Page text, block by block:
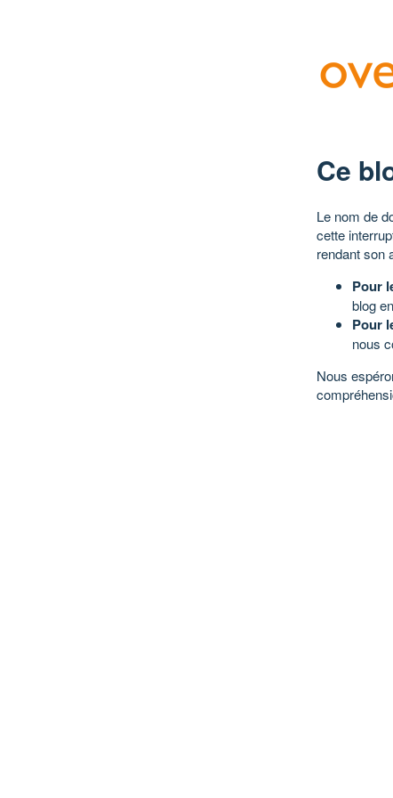
Ce
Le nom de
cette
rendant son
Pour
blog
Pour
nous
Nous